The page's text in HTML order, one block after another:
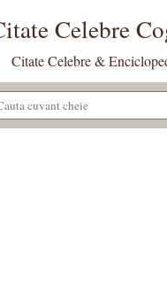
Celebre
Citate Celebre &